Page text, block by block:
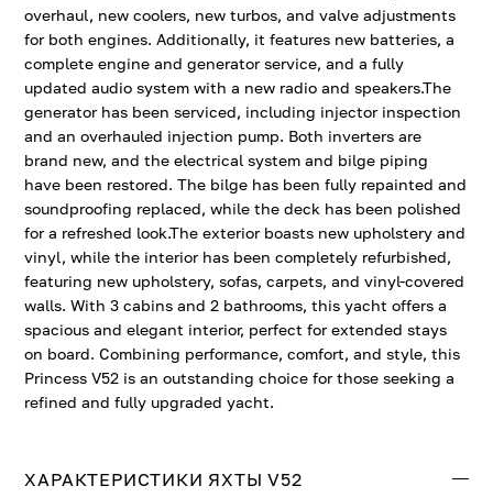
overhaul, new coolers, new turbos, and valve adjustments
for both engines. Additionally, it features new batteries, a
complete engine and generator service, and a fully
updated audio system with a new radio and speakers.The
generator has been serviced, including injector inspection
and an overhauled injection pump. Both inverters are
brand new, and the electrical system and bilge piping
have been restored. The bilge has been fully repainted and
soundproofing replaced, while the deck has been polished
for a refreshed look.The exterior boasts new upholstery and
vinyl, while the interior has been completely refurbished,
featuring new upholstery, sofas, carpets, and vinyl-covered
walls. With 3 cabins and 2 bathrooms, this yacht offers a
spacious and elegant interior, perfect for extended stays
on board. Combining performance, comfort, and style, this
Princess V52 is an outstanding choice for those seeking a
refined and fully upgraded yacht.
ХАРАКТЕРИСТИКИ ЯХТЫ V52